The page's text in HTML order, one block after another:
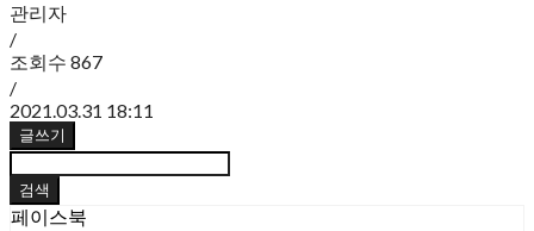
관리자
/
조회수 867
/
2021.03.31 18:11
글쓰기
검색
페이스북